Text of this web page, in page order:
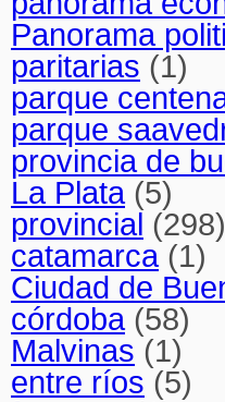
Panorama
paritarias (1)
parque
parque
provincia de
La Plata(5)
provincial (298)
catamarca(1)
Ciudad de
córdoba(58)
Malvinas (1)
entre ríos (5)